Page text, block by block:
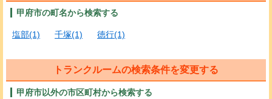
甲府市の町名から検索する
塩部(1) 千塚(1) 徳行(1)
トランクルームの検索条件を変更する
甲府市以外の市区町村から検索する